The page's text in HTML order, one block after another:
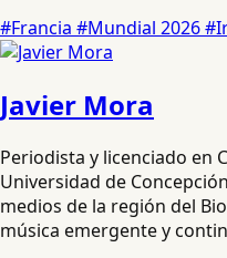
#Francia #Mundial 2026
Javier Mora
Periodista y licenciado en
Universidad de
medios de la región del
música emergente y